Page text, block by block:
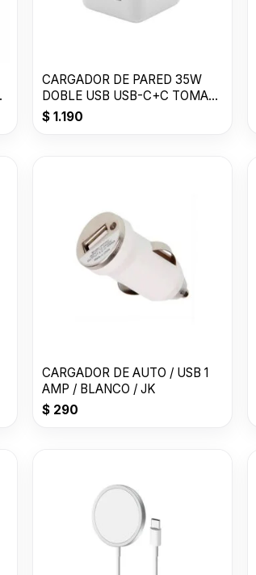
CARGADOR DE PARED 35W
DOBLE USB USB-C+C TOMATE
T-CH004
$1.190
CARGADOR DE AUTO / USB 1
AMP / BLANCO / JK
$290